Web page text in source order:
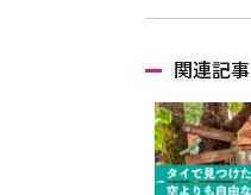
関連記事